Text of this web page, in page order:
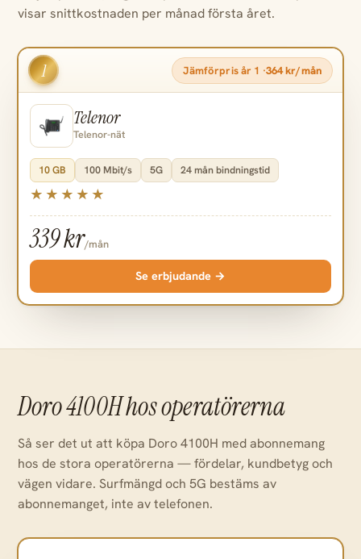
visar snittkostnaden per månad första året.
1 Jämförpris år 1 ·364 kr/mån
Telenor
Telenor-nät
10 GB 100 Mbit/s 5G 24 mån bindningstid
339 kr/mån
Se erbjudande →
Doro 4100H hos operatörerna
Så ser det ut att köpa Doro 4100H med abonnemang
hos de stora operatörerna — fördelar, kundbetyg och
vägen vidare. Surfmängd och 5G bestäms av
abonnemanget, inte av telefonen.